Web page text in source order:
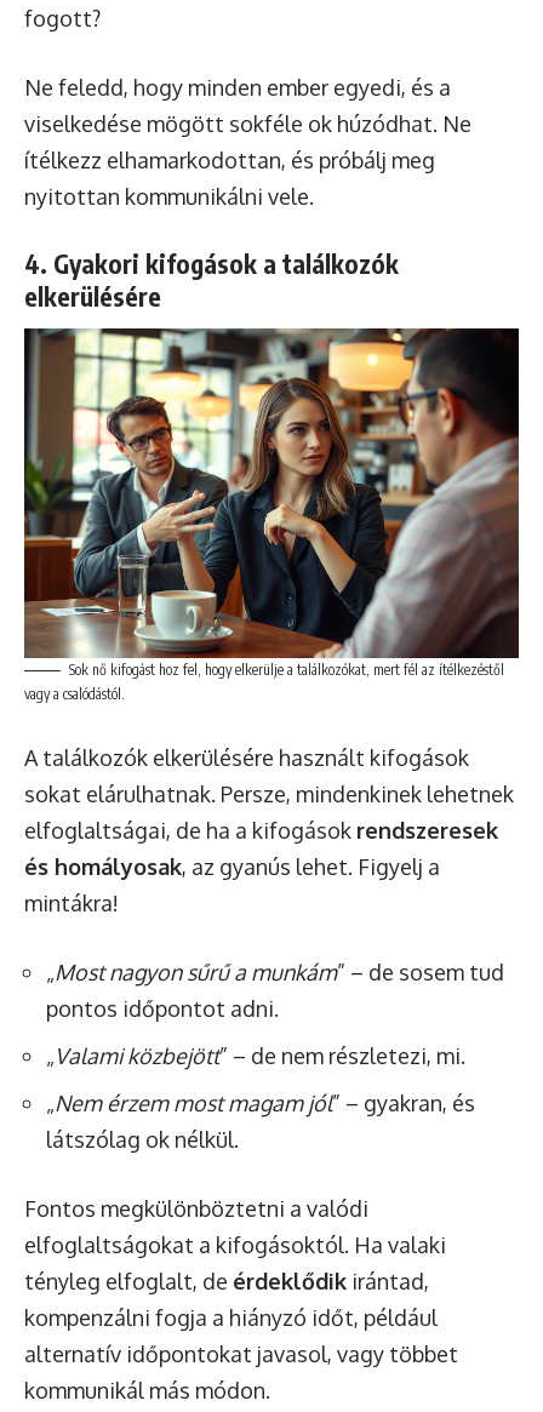
fogott?
Ne feledd, hogy minden ember egyedi, és a
viselkedése mögött sokféle ok húzódhat. Ne
ítélkezz elhamarkodottan, és próbálj meg
nyitottan kommunikálni vele.
4. Gyakori kifogások a találkozók
elkerülésére
Sok nő kifogást hoz fel, hogy elkerülje a találkozókat, mert fél az ítélkezéstől
vagy a csalódástól.
A találkozók elkerülésére használt kifogások
sokat elárulhatnak. Persze, mindenkinek lehetnek
elfoglaltságai, de ha a kifogások rendszeresek
és homályosak, az gyanús lehet. Figyelj a
mintákra!
„Most nagyon sűrű a munkám” – de sosem tud
pontos időpontot adni.
„Valami közbejött” – de nem részletezi, mi.
„Nem érzem most magam jól” – gyakran, és
látszólag ok nélkül.
Fontos megkülönböztetni a valódi
elfoglaltságokat a kifogásoktól. Ha valaki
tényleg elfoglalt, de érdeklődik irántad,
kompenzálni fogja a hiányzó időt, például
alternatív időpontokat javasol, vagy többet
kommunikál más módon.